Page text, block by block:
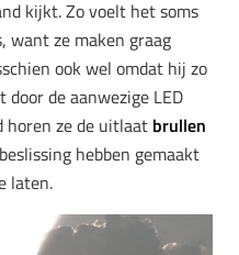
kijkt. Zo voelt het soms
want ze maken graag
ook wel omdat hij zo
de aanwezige LED
horen ze de uitlaat brullen
hebben gemaakt
laten.